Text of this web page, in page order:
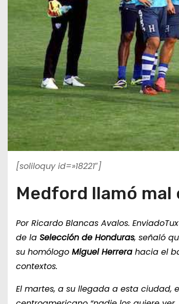
[soliloquy id=»18221″]
Medford llamó mal
Por Ricardo Blancas Avalos. Enviado
de la Selección de Honduras, señaló
su homólogo Miguel Herrera hacia el
contextos.
El martes, a su llegada a esta ciudad,